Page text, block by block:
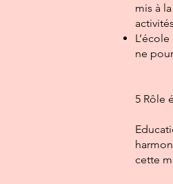
mis à
ne
5 Rôle
cette